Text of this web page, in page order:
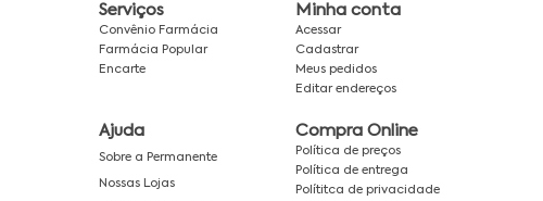
Serviços
Convênio Farmácia
Farmácia Popular
Encarte
Minha conta
Acessar
Cadastrar
Meus pedidos
Editar endereços
Ajuda
Sobre a Permanente
Nossas Lojas
Compra Online
Política de preços
Política de entrega
Polítitca de privacidade